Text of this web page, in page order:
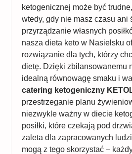
ketogenicznej może być
wtedy, gdy nie masz czasu ani
przyrządzanie własnych
nasza dieta keto w Nasielsku
rozwiązanie dla tych, którzy
dietę. Dzięki zbilansowanemu
idealną równowagę smaku i
catering ketogeniczny
przestrzeganie planu
niezwykle ważny w diecie
posiłki, które czekają pod
zaleta dla zapracowanych
mogą z tego skorzystać –